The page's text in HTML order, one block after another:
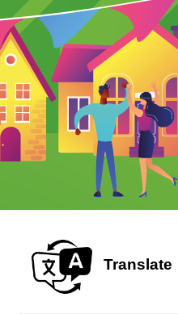
Translate